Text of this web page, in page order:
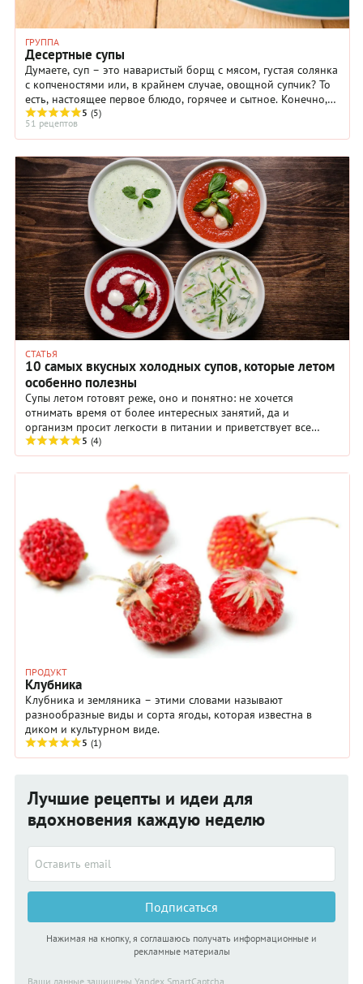
ГРУППА
Десертные супы
Думаете, суп – это наваристый борщ с мясом, густая солянка
с копченостями или, в крайнем случае, овощной супчик? То
есть, настоящее первое блюдо, горячее и сытное. Конечно,
это так. Но не всегда.
5 (5)
51 рецептов
СТАТЬЯ
10 самых вкусных холодных супов, которые летом
особенно полезны
Супы летом готовят реже, оно и понятно: не хочется
отнимать время от более интересных занятий, да и
организм просит легкости в питании и приветствует все
охлаждающее.
5 (4)
ПРОДУКТ
Клубника
Клубника и земляника – этими словами называют
разнообразные виды и сорта ягоды, которая известна в
диком и культурном виде.
5 (1)
Лучшие рецепты и идеи для
вдохновения каждую неделю
Подписаться
Нажимая на кнопку, я соглашаюсь получать информационные и
рекламные материалы
Ваши данные защищены Yandex SmartCaptcha